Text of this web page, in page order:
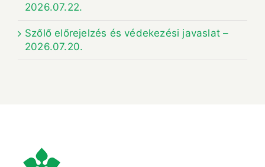
2026.07.22.
Szőlő előrejelzés és védekezési javaslat –
2026.07.20.